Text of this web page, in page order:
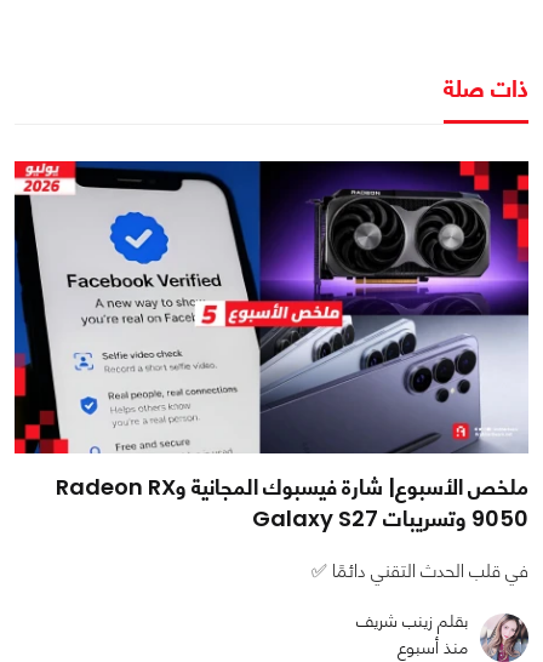
ذات صلة
ملخص الأسبوع| شارة فيسبوك المجانية وRadeon RX
9050 وتسريبات Galaxy S27
في قلب الحدث التقني دائمًا ✅
بقلم زينب شريف
منذ أسبوع